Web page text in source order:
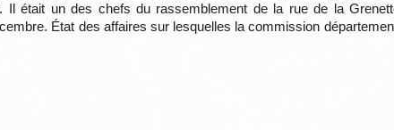
Il était un des chefs du rassemblement de la rue de la
État des affaires sur lesquelles la commission